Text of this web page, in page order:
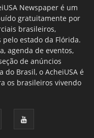
Newspaper é um
gratuitamente por
brasileiros,
estado da Flórida.
agenda de eventos,
de anúncios
Brasil, o AcheiUSA é
os brasileiros vivendo